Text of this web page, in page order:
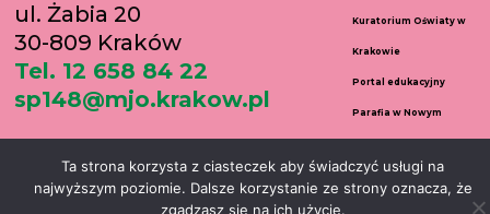
ul. Żabia 20
30-809 Kraków
Tel. 12 658 84 22
sp148@mjo.krakow.pl
Kuratorium Oświaty w
Krakowie
Portal edukacyjny
Parafia w Nowym
Copyright © 2026 Szkoła Podstawowa nr 148 w Krakowie | Created by Daniel
Ta strona korzysta z ciasteczek aby świadczyć usługi na
najwyższym poziomie. Dalsze korzystanie ze strony oznacza, że
zgadzasz się na ich użycie.